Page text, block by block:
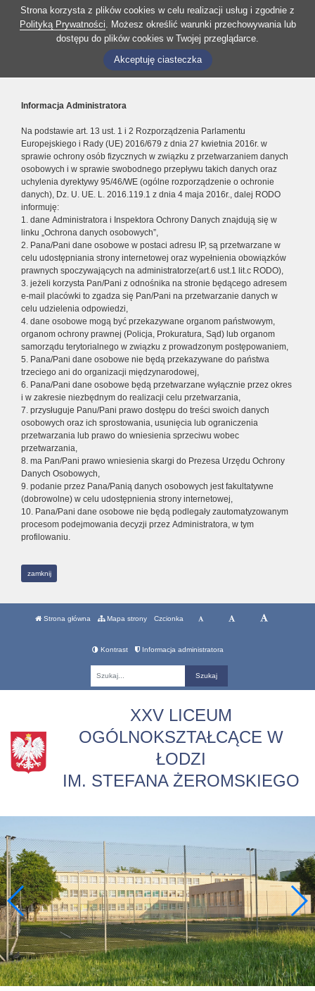
Strona korzysta z plików cookies w celu realizacji usług i zgodnie z
Polityką Prywatności. Możesz określić warunki przechowywania lub
dostępu do plików cookies w Twojej przeglądarce.
Akceptuję ciasteczka
Informacja Administratora
Na podstawie art. 13 ust. 1 i 2 Rozporządzenia Parlamentu
Europejskiego i Rady (UE) 2016/679 z dnia 27 kwietnia 2016r. w
sprawie ochrony osób fizycznych w związku z przetwarzaniem danych
osobowych i w sprawie swobodnego przepływu takich danych oraz
uchylenia dyrektywy 95/46/WE (ogólne rozporządzenie o ochronie
danych), Dz. U. UE. L. 2016.119.1 z dnia 4 maja 2016r., dalej RODO
informuję:
1. dane Administratora i Inspektora Ochrony Danych znajdują się w
linku „Ochrona danych osobowych”,
2. Pana/Pani dane osobowe w postaci adresu IP, są przetwarzane w
celu udostępniania strony internetowej oraz wypełnienia obowiązków
prawnych spoczywających na administratorze(art.6 ust.1 lit.c RODO),
3. jeżeli korzysta Pan/Pani z odnośnika na stronie będącego adresem
e-mail placówki to zgadza się Pan/Pani na przetwarzanie danych w
celu udzielenia odpowiedzi,
4. dane osobowe mogą być przekazywane organom państwowym,
organom ochrony prawnej (Policja, Prokuratura, Sąd) lub organom
samorządu terytorialnego w związku z prowadzonym postępowaniem,
5. Pana/Pani dane osobowe nie będą przekazywane do państwa
trzeciego ani do organizacji międzynarodowej,
6. Pana/Pani dane osobowe będą przetwarzane wyłącznie przez okres
i w zakresie niezbędnym do realizacji celu przetwarzania,
7. przysługuje Panu/Pani prawo dostępu do treści swoich danych
osobowych oraz ich sprostowania, usunięcia lub ograniczenia
przetwarzania lub prawo do wniesienia sprzeciwu wobec
przetwarzania,
8. ma Pan/Pani prawo wniesienia skargi do Prezesa Urzędu Ochrony
Danych Osobowych,
9. podanie przez Pana/Panią danych osobowych jest fakultatywne
(dobrowolne) w celu udostępnienia strony internetowej,
10. Pana/Pani dane osobowe nie będą podlegały zautomatyzowanym
procesom podejmowania decyzji przez Administratora, w tym
profilowaniu.
zamknij
Strona główna Mapa strony Czcionka
Kontrast Informacja administratora
XXV LICEUM
OGÓLNOKSZTAŁCĄCE W
ŁODZI
IM. STEFANA ŻEROMSKIEGO